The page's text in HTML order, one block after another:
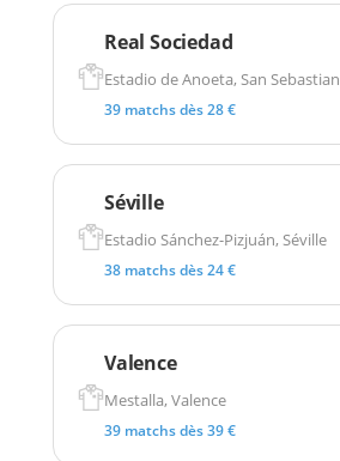
Real Sociedad
Estadio de Anoeta, San Sebastian
39 matchs dès 28 €
Séville
Estadio Sánchez-Pizjuán, Séville
38 matchs dès 24 €
Valence
Mestalla, Valence
39 matchs dès 39 €